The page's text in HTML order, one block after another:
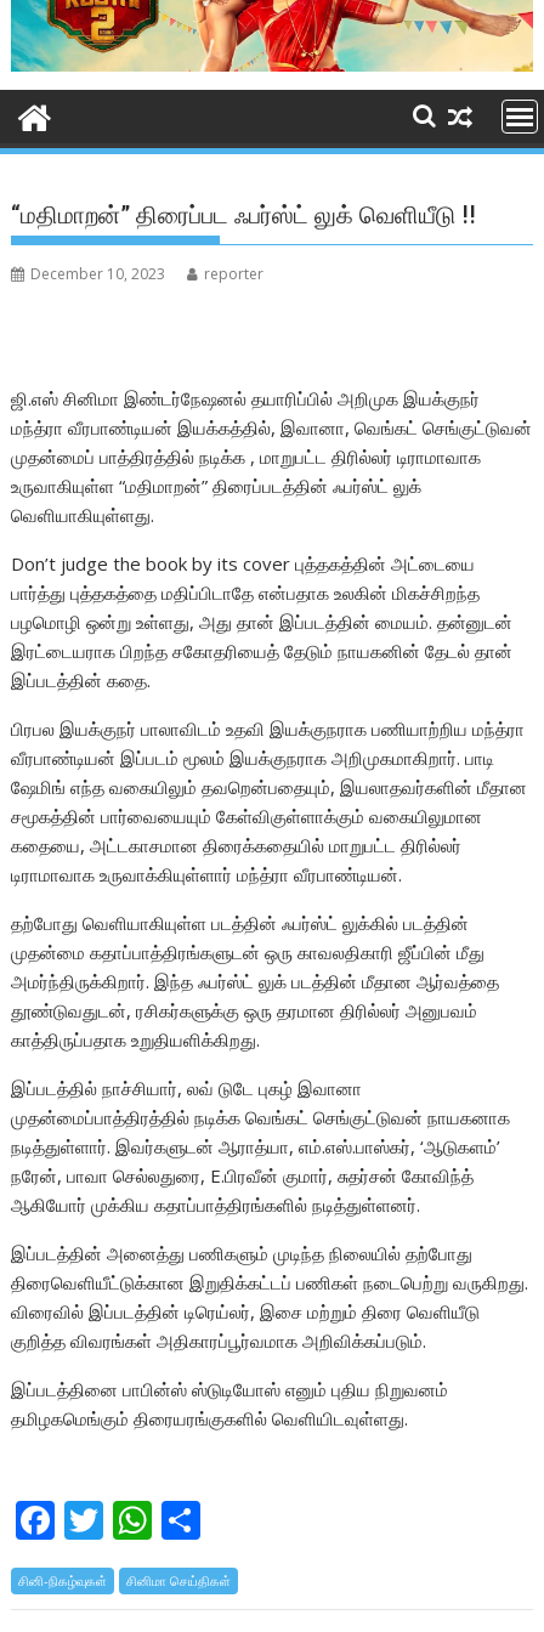
“மதிமாறன்” திரைப்பட ஃபர்ஸ்ட் லுக் வெளியீடு !!
December 10, 2023 reporter
ஜி.எஸ் சினிமா இண்டர்நேஷனல் தயாரிப்பில் அறிமுக இயக்குநர்
மந்த்ரா வீரபாண்டியன் இயக்கத்தில், இவானா, வெங்கட் செங்குட்டுவன்
முதன்மைப் பாத்திரத்தில் நடிக்க , மாறுபட்ட திரில்லர் டிராமாவாக
உருவாகியுள்ள “மதிமாறன்” திரைப்படத்தின் ஃபர்ஸ்ட் லுக்
வெளியாகியுள்ளது.
Don’t judge the book by its cover புத்தகத்தின் அட்டையை
பார்த்து புத்தகத்தை மதிப்பிடாதே என்பதாக உலகின் மிகச்சிறந்த
பழமொழி ஒன்று உள்ளது, அது தான் இப்படத்தின் மையம். தன்னுடன்
இரட்டையராக பிறந்த சகோதரியைத் தேடும் நாயகனின் தேடல் தான்
இப்படத்தின் கதை.
பிரபல இயக்குநர் பாலாவிடம் உதவி இயக்குநராக பணியாற்றிய மந்த்ரா
வீரபாண்டியன் இப்படம் மூலம் இயக்குநராக அறிமுகமாகிறார். பாடி
ஷேமிங் எந்த வகையிலும் தவறென்பதையும், இயலாதவர்களின் மீதான
சமூகத்தின் பார்வையையும் கேள்விகுள்ளாக்கும் வகையிலுமான
கதையை, அட்டகாசமான திரைக்கதையில் மாறுபட்ட திரில்லர்
டிராமாவாக உருவாக்கியுள்ளார் மந்த்ரா வீரபாண்டியன்.
தற்போது வெளியாகியுள்ள படத்தின் ஃபர்ஸ்ட் லுக்கில் படத்தின்
முதன்மை கதாப்பாத்திரங்களுடன் ஒரு காவலதிகாரி ஜீப்பின் மீது
அமர்ந்திருக்கிறார். இந்த ஃபர்ஸ்ட் லுக் படத்தின் மீதான ஆர்வத்தை
தூண்டுவதுடன், ரசிகர்களுக்கு ஒரு தரமான திரில்லர் அனுபவம்
காத்திருப்பதாக உறுதியளிக்கிறது.
இப்படத்தில் நாச்சியார், லவ் டுடே புகழ் இவானா
முதன்மைப்பாத்திரத்தில் நடிக்க வெங்கட் செங்குட்டுவன் நாயகனாக
நடித்துள்ளார். இவர்களுடன் ஆராத்யா, எம்.எஸ்.பாஸ்கர், ‘ஆடுகளம்’
நரேன், பாவா செல்லதுரை, E.பிரவீன் குமார், சுதர்சன் கோவிந்த்
ஆகியோர் முக்கிய கதாப்பாத்திரங்களில் நடித்துள்ளனர்.
இப்படத்தின் அனைத்து பணிகளும் முடிந்த நிலையில் தற்போது
திரைவெளியீட்டுக்கான இறுதிக்கட்டப் பணிகள் நடைபெற்று வருகிறது.
விரைவில் இப்படத்தின் டிரெய்லர், இசை மற்றும் திரை வெளியீடு
குறித்த விவரங்கள் அதிகாரப்பூர்வமாக அறிவிக்கப்படும்.
இப்படத்தினை பாபின்ஸ் ஸ்டுடியோஸ் எனும் புதிய நிறுவனம்
தமிழகமெங்கும் திரையரங்குகளில் வெளியிடவுள்ளது.
F
ac
e
T
w
itt
W
h
at
h
ar
சினி-நிகழ்வுகள் சினிமா செய்திகள்